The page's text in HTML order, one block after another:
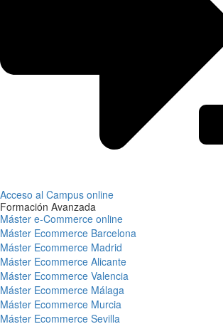
Acceso al Campus online
Formación Avanzada
Máster e-Commerce online
Máster Ecommerce Barcelona
Máster Ecommerce Madrid
Máster Ecommerce Alicante
Máster Ecommerce Valencia
Máster Ecommerce Málaga
Máster Ecommerce Murcia
Máster Ecommerce Sevilla